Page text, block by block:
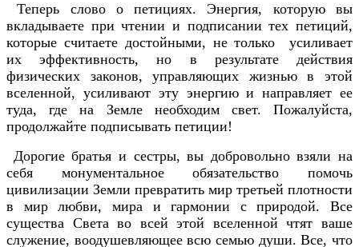
Теперь слово о петициях. Энергия, которую вы
вкладываете при чтении и подписании тех петиций,
которые считаете достойными, не только усиливает
их эффективность, но в результате действия
физических законов, управляющих жизнью в этой
вселенной, усиливают эту энергию и направляет ее
туда, где на Земле необходим свет. Пожалуйста,
продолжайте подписывать петиции!
Дорогие братья и сестры, вы добровольно взяли на
себя монументальное обязательство помочь
цивилизации Земли превратить мир третьей плотности
в мир любви, мира и гармонии с природой. Все
существа Света во всей этой вселенной чтят ваше
служение, воодушевляющее всю семью души. Все, что